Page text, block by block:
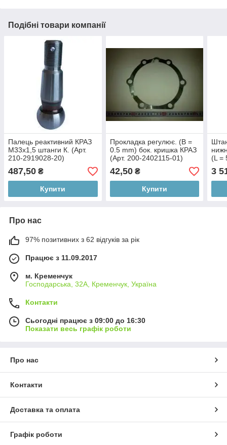
Подібні товари компанії
Палець реактивний КРАЗ
М33х1,5 штанги К. (Арт.
210-2919028-20)
487,50 ₴
Купити
Прокладка регулює. (В =
0.5 mm) бок. кришка КРАЗ
(Арт. 200-2402115-01)
42,50₴
Купити
(L =
3
Про нас
97% позитивних з 62 відгуків за рік
Працює з 11.09.2017
м. Кременчук
Господарська, 32А, Кременчук, Україна
Контакти
Сьогодні працює з 09:00 до 16:30
Показати весь графік роботи
Про нас
Контакти
Доставка та оплата
Графік роботи